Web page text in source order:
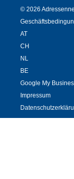
© 2026
AT
CH
NL
BE
Google My
Impressum